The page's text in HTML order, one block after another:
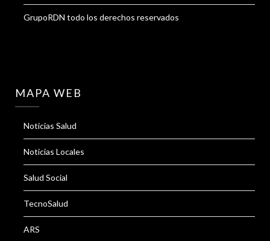
GrupoRDN todo los derechos reservados
MAPA WEB
Noticias Salud
Noticias Locales
Salud Social
TecnoSalud
ARS